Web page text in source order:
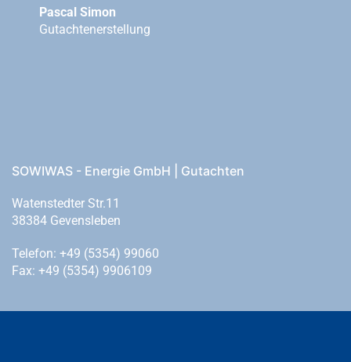
Pascal Simon
Gutachtenerstellung
SOWIWAS - Energie GmbH | Gutachten
Watenstedter Str.11
38384 Gevensleben
Telefon: +49 (5354) 99060
Fax: +49 (5354) 9906109